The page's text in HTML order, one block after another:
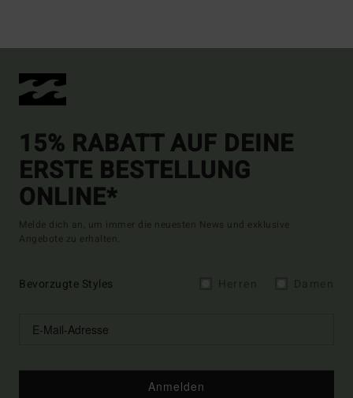
15% RABATT AUF DEINE
ERSTE BESTELLUNG
ONLINE*
Melde dich an, um immer die neuesten News und exklusive
Angebote zu erhalten.
Bevorzugte Styles
Anmelden